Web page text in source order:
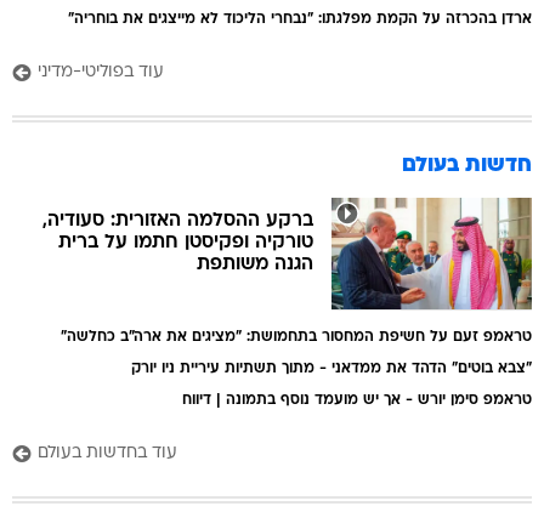
ארדן בהכרזה על הקמת מפלגתו: "נבחרי הליכוד לא מייצגים את בוחריה"
עוד בפוליטי-מדיני
חדשות בעולם
ברקע ההסלמה האזורית: סעודיה,
טורקיה ופקיסטן חתמו על ברית
הגנה משותפת
טראמפ זעם על חשיפת המחסור בתחמושת: "מציגים את ארה"ב כחלשה"
"צבא בוטים" הדהד את ממדאני - מתוך תשתיות עיריית ניו יורק
טראמפ סימן יורש - אך יש מועמד נוסף בתמונה | דיווח
עוד בחדשות בעולם